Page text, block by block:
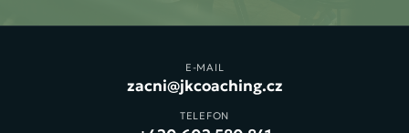
E-MAIL
zacni@jkcoaching.cz
TELEFON